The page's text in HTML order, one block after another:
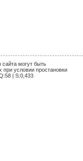
могут быть
при условии простановки
| S:0,433